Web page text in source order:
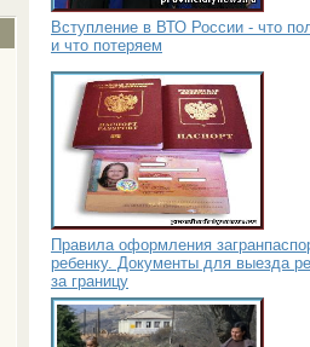
Вступление в ВТО России - что
и что потеряем
Правила оформления
ребенку. Документы для выезда
за границу